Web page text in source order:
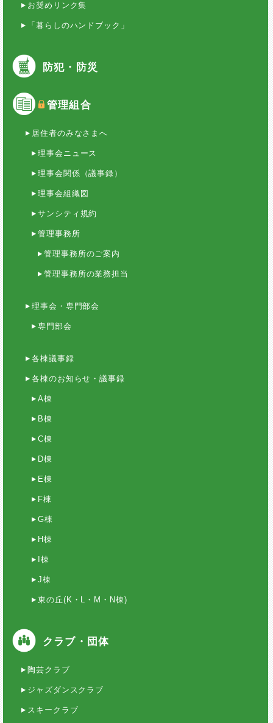
お奨めリンク集
「暮らしのハンドブック」
防犯・防災
管理組合
居住者のみなさまへ
理事会ニュース
理事会関係（議事録）
理事会組織図
サンシティ規約
管理事務所
管理事務所のご案内
管理事務所の業務担当
理事会・専門部会
専門部会
各棟議事録
各棟のお知らせ・議事録
A棟
B棟
C棟
D棟
E棟
F棟
G棟
H棟
I棟
J棟
東の丘(K・L・M・N棟)
クラブ・団体
陶芸クラブ
ジャズダンスクラブ
スキークラブ